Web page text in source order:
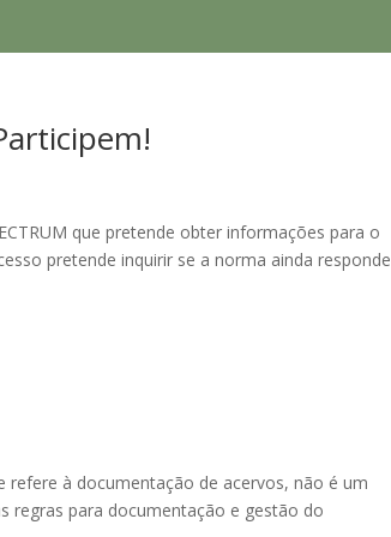
que pretende obter informações para o
pretende inquirir se a norma ainda responde
refere à documentação de acervos, não é um
regras para documentação e gestão do